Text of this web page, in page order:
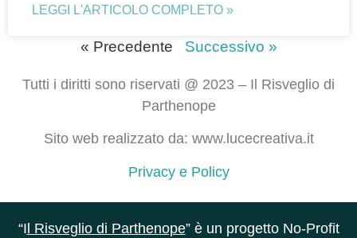
LEGGI L'ARTICOLO COMPLETO »
« Precedente Successivo »
Tutti i diritti sono riservati @ 2023 – Il Risveglio di
Parthenope
Sito web realizzato da: www.lucecreativa.it
Privacy e Policy
“Il Risveglio di Parthenope” è un progetto No-Profit